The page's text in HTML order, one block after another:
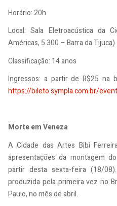
Horário: 20h
Local: Sala Eletroacústica da
Américas, 5.300 – Barra da Tijuca)
Classificação: 14 anos
Ingressos: a partir de R$25 na
https://bileto.sympla.com.br/
Morte em Veneza
A Cidade das Artes Bibi
apresentações da montagem
partir desta sexta-feira (18/
produzida pela primeira vez no
Paulo, no mês de abril.